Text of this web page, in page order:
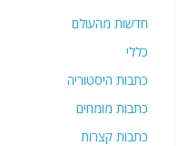
חדשות מהעולם
כללי
כתבות היסטוריה
כתבות מומחים
כתבות קצרות